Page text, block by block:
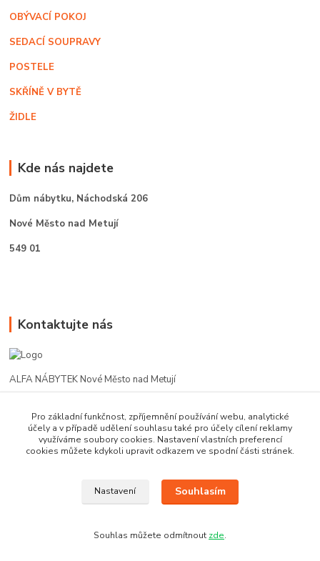
OBÝVACÍ POKOJ
SEDACÍ SOUPRAVY
POSTELE
SKŘÍNĚ V BYTĚ
ŽIDLE
Kde nás najdete
Dům nábytku, Náchodská 206
Nové Město nad Metují
549 01
Kontaktujte nás
ALFA NÁBYTEK Nové Město nad Metují
602 412 331
alfanm@seznam.cz
Pro základní funkčnost, zpříjemnění používání webu, analytické
účely a v případě udělení souhlasu také pro účely cílení reklamy
využíváme soubory cookies. Nastavení vlastních preferencí
cookies můžete kdykoli upravit odkazem ve spodní části stránek.
Nastavení Souhlasím
Souhlas můžete odmítnout zde.